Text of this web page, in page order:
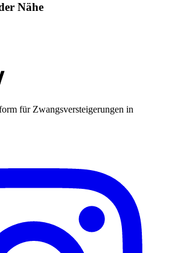
Nähe
für Zwangsversteigerungen in